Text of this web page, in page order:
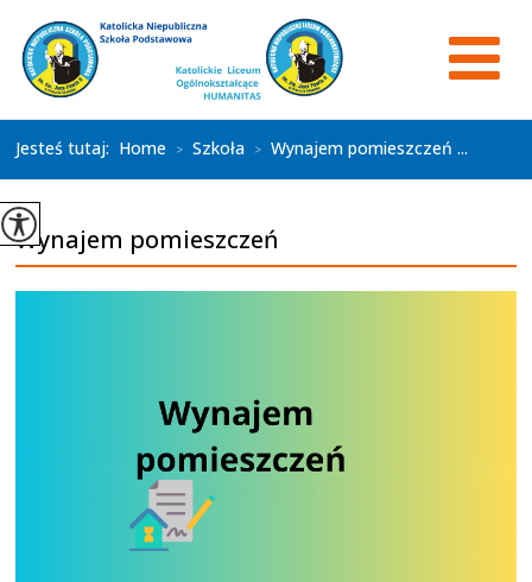
Jesteś tutaj: Home > Szkoła > Wynajem pomieszczeń ...
Wynajem pomieszczeń